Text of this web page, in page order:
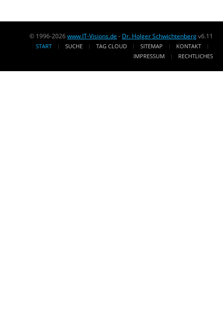
© 1996-2026www.IT-Visions.de - Dr. Holger Schwichtenbergv6.11
START SUCHE TAG CLOUD SITEMAP
KONTAKT
IMPRESSUM
RECHTLICHES